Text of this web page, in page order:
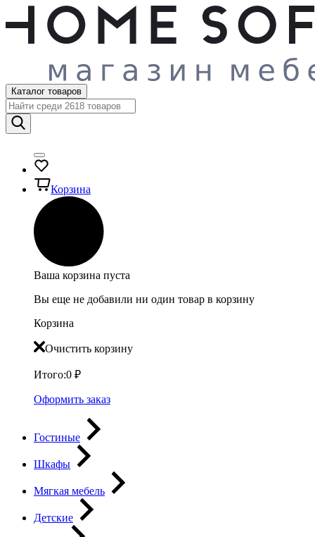
Каталог товаров
Корзина
Ваша корзина пуста
Вы еще не добавили ни один товар в корзину
Корзина
Очистить корзину
Итого:0 ₽
Оформить заказ
Гостиные
Шкафы
Мягкая мебель
Детские